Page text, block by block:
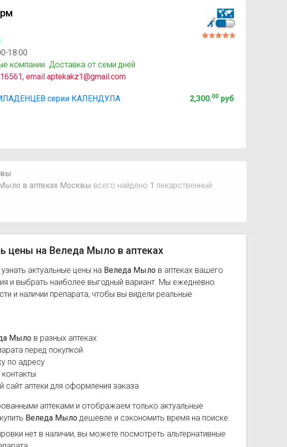
18:00
компании. Доставка от семи дней
email aptekakz1@gmail.com
серии КАЛЕНДУЛА
2,300.00руб
в аптеках Москвы всего найдено 1 лекарственный
цены на Веледа Мыло в аптеках
актуальные цены на Веледа Мыло в аптеках вашего
и выбрать наиболее выгодный вариант. Мы ежедневно
и наличии препарата, чтобы вы видели реальные
Мыло в разных аптеках
перед покупкой
по адресу
сайт аптеки для оформления заказа
аптеками и отображаем только актуальные
Веледа Мыло дешевле и сэкономить время на поиске.
нет в наличии, вы можете посмотреть альтернативные